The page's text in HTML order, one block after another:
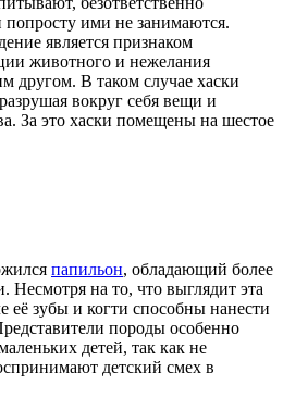
ими не занимаются.
является признаком
животного и нежелания
другом. В таком случае хаски
вокруг себя вещи и
За это хаски помещены на шестое
папильон, обладающий более
на то, что выглядит эта
её зубы и когти способны нанести
породы особенно
детей, так как не
детский смех в